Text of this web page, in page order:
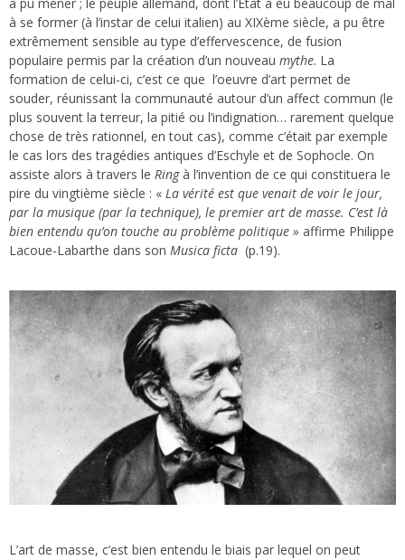
à se former (à l’instar de celui italien) au XIXème siècle, a pu être
extrêmement sensible au type d’effervescence, de fusion
populaire permis par la création d’un nouveau mythe. La
formation de celui-ci, c’est ce que l’oeuvre d’art permet de
souder, réunissant la communauté autour d’un affect commun (le
plus souvent la terreur, la pitié ou l’indignation… rarement quelque
chose de très rationnel, en tout cas), comme c’était par exemple
le cas lors des tragédies antiques d’Eschyle et de Sophocle. On
assiste alors à travers le Ringà l’invention de ce qui constituera le
pire du vingtième siècle : « La vérité est que venait de voir le jour,
par la musique (par la technique), le premier art de masse. C’est là
bien entendu qu’on touche au problème politique » affirme Philippe
Lacoue-Labarthe dans son Musica ficta (p.19).
L’art de masse, c’est bien entendu le biais par lequel on peut